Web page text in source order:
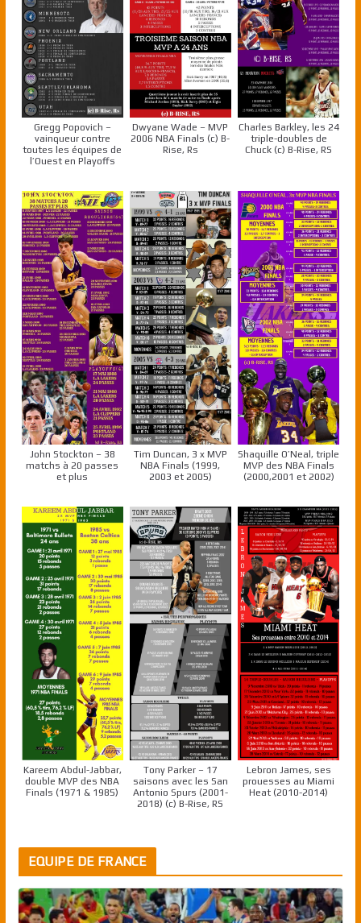
Gregg Popovich –
vainqueur contre
toutes les équipes de
l’Ouest en Playoffs
Dwyane Wade – MVP
2006 NBA Finals (c) B-
Rise, Rs
Charles Barkley, les 24
triple-doubles de
Chuck (c) B-Rise, RS
John Stockton – 38
matchs à 20 passes
et plus
Tim Duncan, 3 x MVP
NBA Finals (1999,
2003 et 2005)
Shaquille O’Neal, triple
MVP des NBA Finals
(2000,2001 et 2002)
Kareem Abdul-Jabbar,
double MVP des NBA
Finals (1971 & 1985)
Tony Parker – 17
saisons avec les San
Antonio Spurs (2001-
2018) (c) B-Rise, RS
Lebron James, ses
prouesses au Miami
Heat (2010-2014)
EQUIPE DE FRANCE